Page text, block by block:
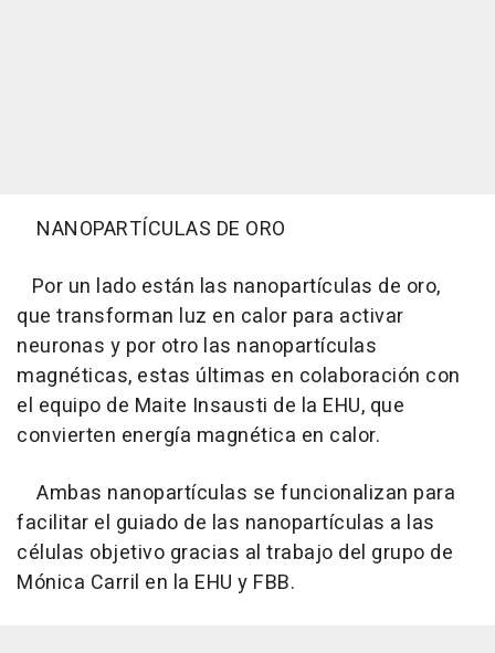
NANOPARTÍCULAS DE ORO
Por un lado están las nanopartículas de oro,
que transforman luz en calor para activar
neuronas y por otro las nanopartículas
magnéticas, estas últimas en colaboración con
el equipo de Maite Insausti de la EHU, que
convierten energía magnética en calor.
Ambas nanopartículas se funcionalizan para
facilitar el guiado de las nanopartículas a las
células objetivo gracias al trabajo del grupo de
Mónica Carril en la EHU y FBB.